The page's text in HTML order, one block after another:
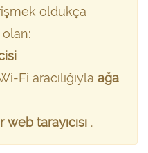
oldukça
olan:
Fi aracılığıyla ağa
web tarayıcısı .